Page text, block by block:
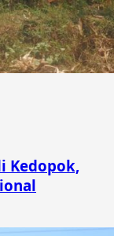
Kedopok,